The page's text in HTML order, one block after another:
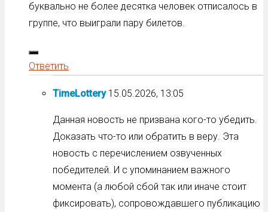
буквально не более десятка человек отписалось в
группе, что выиграли пару билетов.
Ответить
TimeLottery 15.05.2026, 13:05
Данная новость не призвана кого-то убедить.
Доказать что-то или обратить в веру. Эта
новость с перечислением озвученных
победителей. И с упоминанием важного
момента (а любой сбой так или иначе стоит
фиксировать), сопровождавшего публикацию